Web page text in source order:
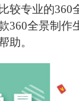
较专业的360
360全景制作
助。